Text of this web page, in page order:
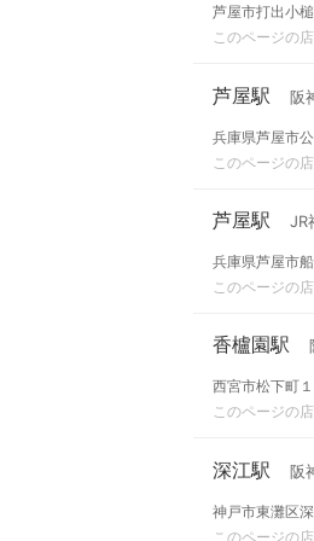
芦屋市打出小
このページの
芦屋駅 阪
兵庫県芦屋市
このページの
芦屋駅 JR
兵庫県芦屋市
このページの
香櫨園駅
西宮市松下町
このページの
深江駅 阪
神戸市東灘区
このページの